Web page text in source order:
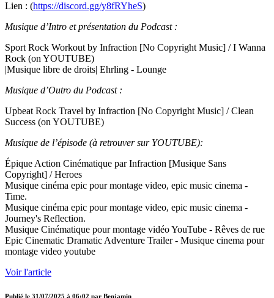
Lien : (https://discord.gg/y8fRYheS)
Musique d’Intro et présentation du Podcast :
Sport Rock Workout by Infraction [No Copyright Music] / I Wanna
Rock (on YOUTUBE)
|Musique libre de droits| Ehrling - Lounge
Musique d’Outro du Podcast :
Upbeat Rock Travel by Infraction [No Copyright Music] / Clean
Success (on YOUTUBE)
Musique de l’épisode (à retrouver sur YOUTUBE):
Épique Action Cinématique par Infraction [Musique Sans
Copyright] / Heroes
Musique cinéma epic pour montage video, epic music cinema -
Time.
Musique cinéma epic pour montage video, epic music cinema -
Journey's Reflection.
Musique Cinématique pour montage vidéo YouTube - Rêves de rue
Epic Cinematic Dramatic Adventure Trailer - Musique cinema pour
montage video youtube
Voir l'article
Publié le 31/07/2025 à 06:02 par Benjamin